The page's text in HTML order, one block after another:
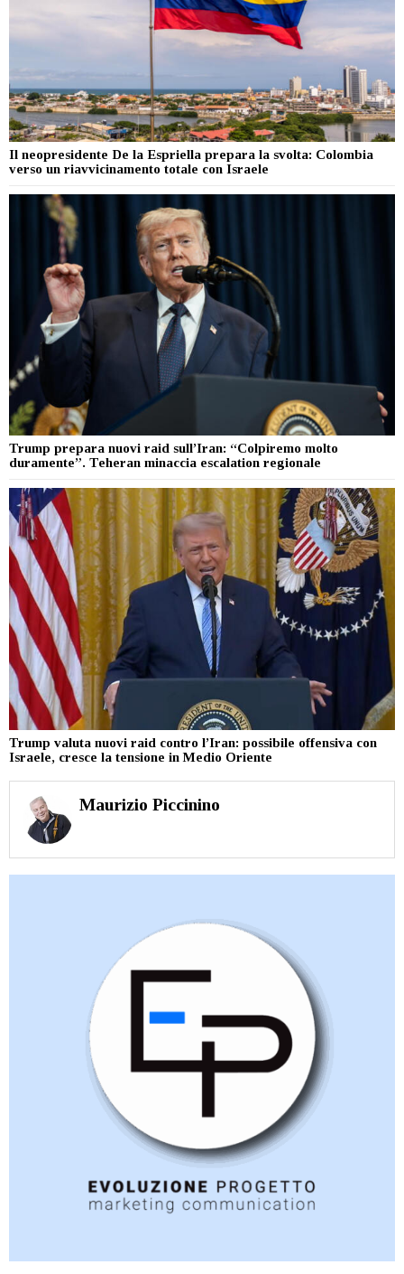
Il neopresidente De la Espriella prepara la svolta: Colombia
verso un riavvicinamento totale con Israele
Trump prepara nuovi raid sull’Iran: “Colpiremo molto
duramente”. Teheran minaccia escalation regionale
Trump valuta nuovi raid contro l’Iran: possibile offensiva con
Israele, cresce la tensione in Medio Oriente
Maurizio Piccinino